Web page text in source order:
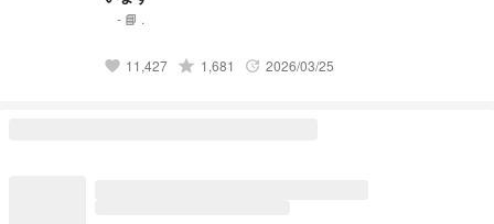
︎︎‐ 📘 .
favorite 11,427 grade 1,681 update 2026/03/25